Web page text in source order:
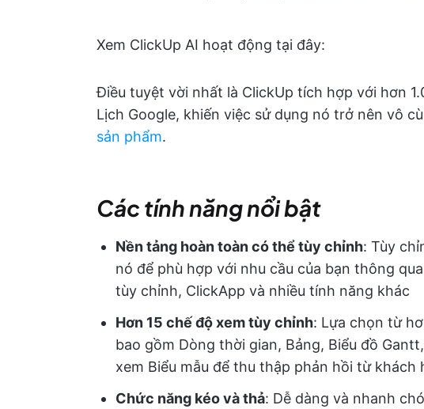
Xem ClickUp AI hoạt động tại đây:
Điều tuyệt vời nhất là ClickUp tích hợp với hơn
Lịch Google, khiến việc sử dụng nó trở nên vô
sản phẩm.
Các tính năng nổi bật
Nền tảng hoàn toàn có thể tùy chỉnh: Tùy
nó để phù hợp với nhu cầu của bạn thông
tùy chỉnh, ClickApp và nhiều tính năng khác
Hơn 15 chế độ xem tùy chỉnh: Lựa chọn từ
bao gồm Dòng thời gian, Bảng, Biểu đồ
xem Biểu mẫu để thu thập phản hồi từ khách
Chức năng kéo và thả: Dễ dàng và nhanh